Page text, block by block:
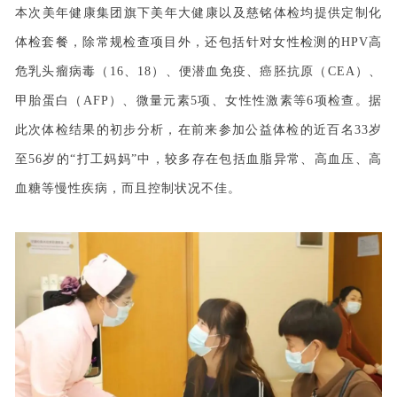
本次美年健康集团旗下美年大健康以及慈铭体检均提供定制化
体检套餐，除常规检查项目外，还包括针对女性检测的HPV高
危乳头瘤病毒（16、18）、便潜血免疫、癌胚抗原（CEA）、
甲胎蛋白（AFP）、微量元素5项、女性性激素等6项检查。据
此次体检结果的初步分析，在前来参加公益体检的近百名33岁
至56岁的“打工妈妈”中，较多存在包括血脂异常、高血压、高
血糖等慢性疾病，而且控制状况不佳。